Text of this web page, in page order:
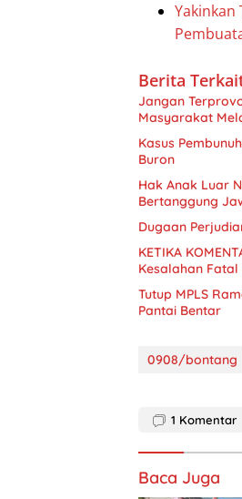
Yakinkan
Berita
Jangan
Masyarakat
Kasus
Buron
Hak Anak Luar
Bertanggung
Dugaan
KETIKA
Kesalahan
Tutup MPLS
Pantai Bentar
0908/bontang
1 Komentar
Baca Juga